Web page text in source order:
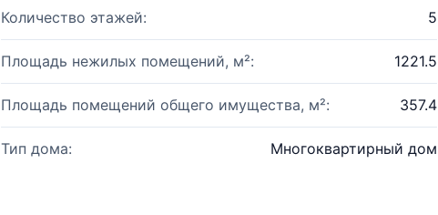
Количество этажей: 5
Площадь нежилых помещений, м²: 1221.5
Площадь помещений общего имущества, м²: 357.4
Тип дома: Многоквартирный дом